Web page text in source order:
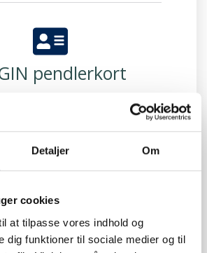
Detaljer Om
cookies
at tilpasse vores indhold og
dig funktioner til sociale medier og til
pendlerkort